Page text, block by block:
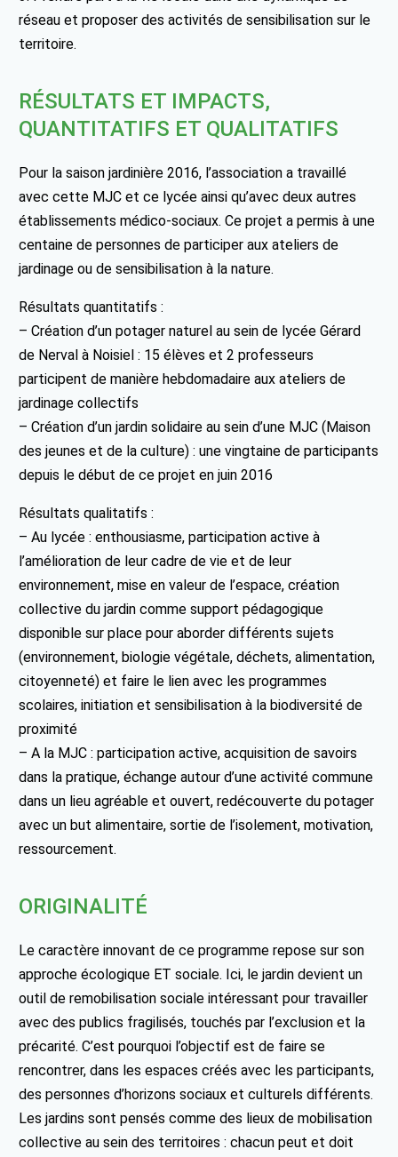
réseau et proposer des activités de sensibilisation sur le
territoire.
RÉSULTATS ET IMPACTS,
QUANTITATIFS ET QUALITATIFS
Pour la saison jardinière 2016, l’association a travaillé
avec cette MJC et ce lycée ainsi qu’avec deux autres
établissements médico-sociaux. Ce projet a permis à une
centaine de personnes de participer aux ateliers de
jardinage ou de sensibilisation à la nature.
Résultats quantitatifs :
– Création d’un potager naturel au sein de lycée Gérard
de Nerval à Noisiel : 15 élèves et 2 professeurs
participent de manière hebdomadaire aux ateliers de
jardinage collectifs
– Création d’un jardin solidaire au sein d’une MJC (Maison
des jeunes et de la culture) : une vingtaine de participants
depuis le début de ce projet en juin 2016
Résultats qualitatifs :
– Au lycée : enthousiasme, participation active à
l’amélioration de leur cadre de vie et de leur
environnement, mise en valeur de l’espace, création
collective du jardin comme support pédagogique
disponible sur place pour aborder différents sujets
(environnement, biologie végétale, déchets, alimentation,
citoyenneté) et faire le lien avec les programmes
scolaires, initiation et sensibilisation à la biodiversité de
proximité
– A la MJC : participation active, acquisition de savoirs
dans la pratique, échange autour d’une activité commune
dans un lieu agréable et ouvert, redécouverte du potager
avec un but alimentaire, sortie de l’isolement, motivation,
ressourcement.
ORIGINALITÉ
Le caractère innovant de ce programme repose sur son
approche écologique ET sociale. Ici, le jardin devient un
outil de remobilisation sociale intéressant pour travailler
avec des publics fragilisés, touchés par l’exclusion et la
précarité. C’est pourquoi l’objectif est de faire se
rencontrer, dans les espaces créés avec les participants,
des personnes d’horizons sociaux et culturels différents.
Les jardins sont pensés comme des lieux de mobilisation
collective au sein des territoires : chacun peut et doit